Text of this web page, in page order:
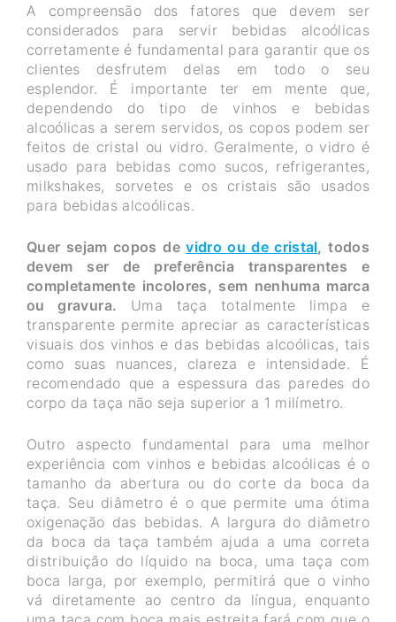
A compreensão dos fatores que devem ser
considerados para servir bebidas alcoólicas
corretamente é fundamental para garantir que os
clientes desfrutem delas em todo o seu
esplendor. É importante ter em mente que,
dependendo do tipo de vinhos e bebidas
alcoólicas a serem servidos, os copos podem ser
feitos de cristal ou vidro. Geralmente, o vidro é
usado para bebidas como sucos, refrigerantes,
milkshakes, sorvetes e os cristais são usados
para bebidas alcoólicas.
Quer sejam copos devidro ou de cristal, todos
devem ser de preferência transparentes e
completamente incolores, sem nenhuma marca
ou gravura. Uma taça totalmente limpa e
transparente permite apreciar as características
visuais dos vinhos e das bebidas alcoólicas, tais
como suas nuances, clareza e intensidade. É
recomendado que a espessura das paredes do
corpo da taça não seja superior a 1 milímetro.
Outro aspecto fundamental para uma melhor
experiência com vinhos e bebidas alcoólicas é o
tamanho da abertura ou do corte da boca da
taça. Seu diâmetro é o que permite uma ótima
oxigenação das bebidas. A largura do diâmetro
da boca da taça também ajuda a uma correta
distribuição do líquido na boca, uma taça com
boca larga, por exemplo, permitirá que o vinho
vá diretamente ao centro da língua, enquanto